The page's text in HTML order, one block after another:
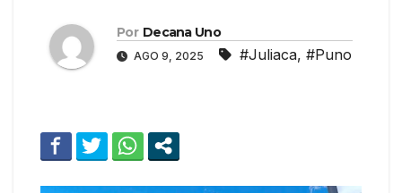
Por Decana Uno
AGO 9, 2025 #Juliaca, #Puno